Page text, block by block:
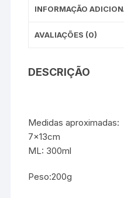
INFORMAÇÃO
AVALIAÇÕES (0)
DESCRIÇÃO
Medidas aproximadas:
7x13cm
ML: 300ml
Peso:200g